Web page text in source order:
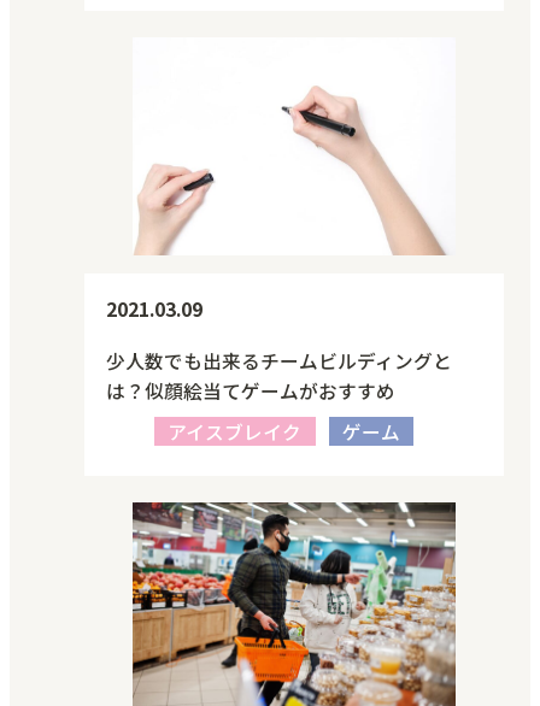
2021.03.09
少人数でも出来るチームビルディングと
は？似顔絵当てゲームがおすすめ
アイスブレイク
ゲーム